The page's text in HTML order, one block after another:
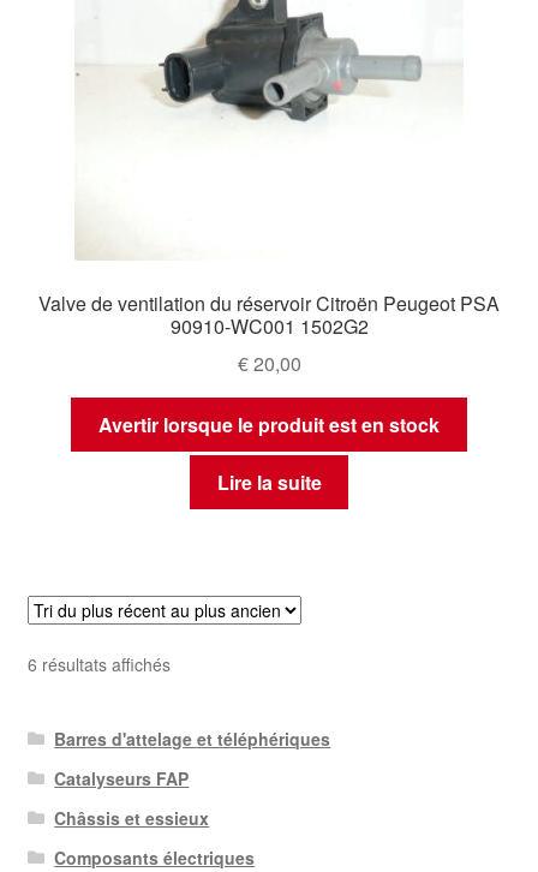
Valve de ventilation du réservoir Citroën Peugeot PSA
90910-WC001 1502G2
€20,00
Avertir lorsque le produit est en stock
Lire la suite
6 résultats affichésTrié
récent
au
plus
ancien
Barres d'attelage et téléphériques
Catalyseurs FAP
Châssis et essieux
Composants électriques